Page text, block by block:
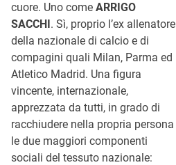
cuore. Uno come ARRIGO
SACCHI. Sì, proprio l’ex allenatore
della nazionale di calcio e di
compagini quali Milan, Parma ed
Atletico Madrid. Una figura
vincente, internazionale,
apprezzata da tutti, in grado di
racchiudere nella propria persona
le due maggiori componenti
sociali del tessuto nazionale: